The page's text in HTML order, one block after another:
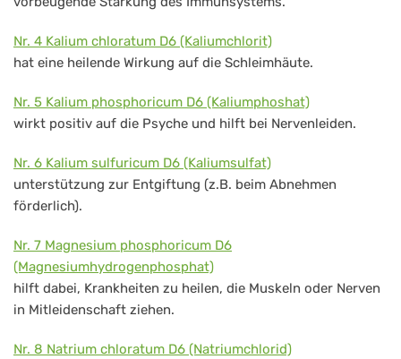
Nr. 4 Kalium chloratum D6 (Kaliumchlorit)
hat eine heilende Wirkung auf die Schleimhäute.
Nr. 5 Kalium phosphoricum D6 (Kaliumphoshat)
wirkt positiv auf die Psyche und hilft bei Nervenleiden.
Nr. 6 Kalium sulfuricum D6 (Kaliumsulfat)
unterstützung zur Entgiftung (z.B. beim Abnehmen
förderlich).
Nr. 7 Magnesium phosphoricum D6
(Magnesiumhydrogenphosphat)
hilft dabei, Krankheiten zu heilen, die Muskeln oder Nerven
in Mitleidenschaft ziehen.
Nr. 8 Natrium chloratum D6 (Natriumchlorid)